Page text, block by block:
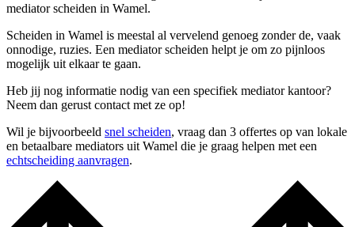
mediator scheiden in Wamel.
Scheiden in Wamel is meestal al vervelend genoeg zonder de, vaak
onnodige, ruzies. Een mediator scheiden helpt je om zo pijnloos
mogelijk uit elkaar te gaan.
Heb jij nog informatie nodig van een specifiek mediator kantoor?
Neem dan gerust contact met ze op!
Wil je bijvoorbeeld snel scheiden, vraag dan 3 offertes op van lokale
en betaalbare mediators uit Wamel die je graag helpen met een
echtscheiding aanvragen.